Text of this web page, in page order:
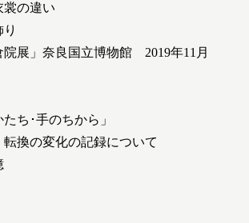
裳の違い
展」奈良国立博物館 2019年11月
ち･手のちから」
換の変化の記録について